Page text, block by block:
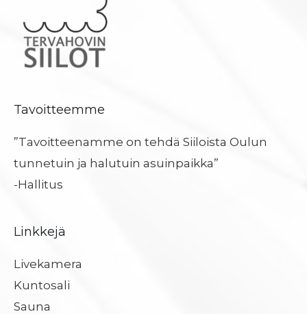
Tavoitteemme
”Tavoitteenamme on tehdä Siiloista Oulun
tunnetuin ja halutuin asuinpaikka”
-Hallitus
Linkkejä
Livekamera
Kuntosali
Sauna